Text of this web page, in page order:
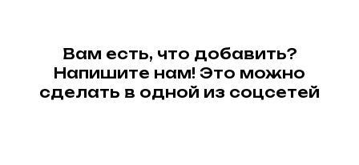
Вам есть, что добавить?
Напишите нам! Это можно
сделать в одной из соцсетей